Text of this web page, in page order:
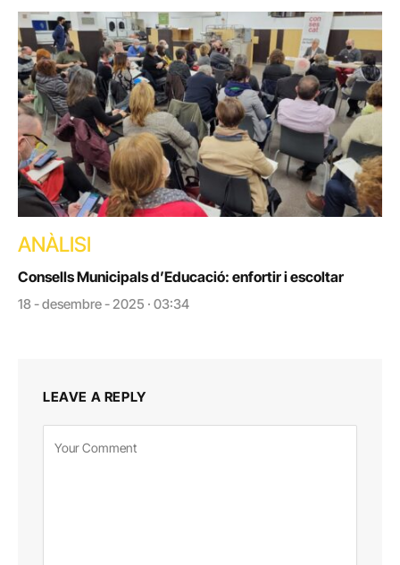
ANÀLISI
Consells Municipals d’Educació: enfortir i escoltar
18 - desembre - 2025 · 03:34
LEAVE A REPLY